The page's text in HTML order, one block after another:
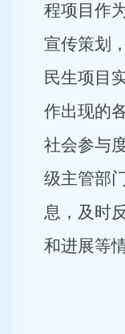
程项目作
宣传策划
民生项目
作出现的
社会参与
级主管部
息，及时
和进展等